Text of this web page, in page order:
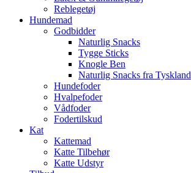
Reblegetøj
Hundemad
Godbidder
Naturlig Snacks
Tygge Sticks
Knogle Ben
Naturlig Snacks fra Tyskland
Hundefoder
Hvalpefoder
Vådfoder
Fodertilskud
Kat
Kattemad
Katte Tilbehør
Katte Udstyr